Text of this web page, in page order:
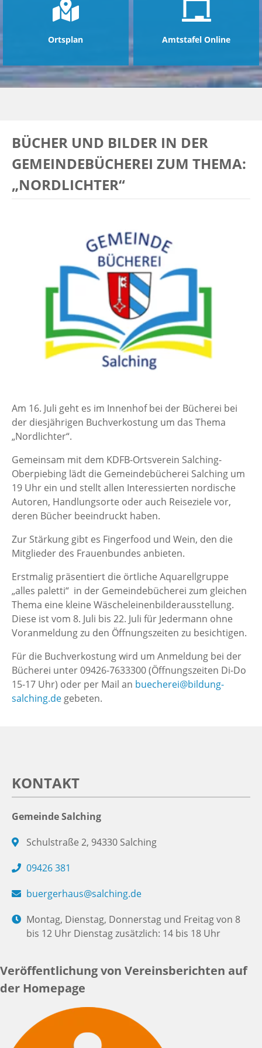
Ortsplan Amtstafel Online
BÜCHER UND BILDER IN DER
GEMEINDEBÜCHEREI ZUM THEMA:
„NORDLICHTER“
Am 16. Juli geht es im Innenhof bei der Bücherei bei
der diesjährigen Buchverkostung um das Thema
„Nordlichter“.
Gemeinsam mit dem KDFB-Ortsverein Salching-
Oberpiebing lädt die Gemeindebücherei Salching um
19 Uhr ein und stellt allen Interessierten nordische
Autoren, Handlungsorte oder auch Reiseziele vor,
deren Bücher beeindruckt haben.
Zur Stärkung gibt es Fingerfood und Wein, den die
Mitglieder des Frauenbundes anbieten.
Erstmalig präsentiert die örtliche Aquarellgruppe
„alles paletti“ in der Gemeindebücherei zum gleichen
Thema eine kleine Wäscheleinenbilderausstellung.
Diese ist vom 8. Juli bis 22. Juli für Jedermann ohne
Voranmeldung zu den Öffnungszeiten zu besichtigen.
Für die Buchverkostung wird um Anmeldung bei der
Bücherei unter 09426-7633300 (Öffnungszeiten Di-Do
15-17 Uhr) oder per Mail an buecherei@bildung-
salching.de gebeten.
KONTAKT
Gemeinde Salching
Schulstraße 2, 94330 Salching
09426 381
buergerhaus@salching.de
Montag, Dienstag, Donnerstag und Freitag von 8
bis 12 Uhr Dienstag zusätzlich: 14 bis 18 Uhr
Veröffentlichung von Vereinsberichten auf
der Homepage